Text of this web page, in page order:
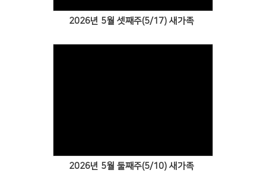
2026년 5월 셋째주(5/17) 새가족
2026년 5월 둘째주(5/10) 새가족